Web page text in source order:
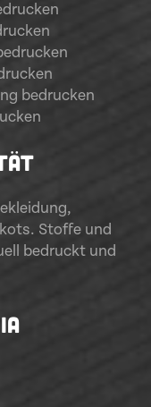
bedrucken
,
Stoffe und
bedruckt und